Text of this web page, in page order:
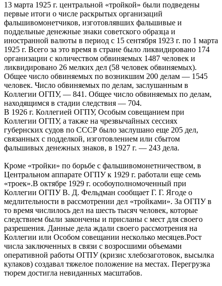
13 марта 1925 г. центральной «тройкой» были подведены
первые итоги о числе раскрытых организаций
фальшивомонетчиков, изготовлявших фальшивые и
поддельные денежные знаки советского образца и
иностранной валюты в период с 15 сентября 1923 г. по 1 марта
1925 г. Всего за это время в стране было ликвидировано 174
организации с количеством обвиняемых 1487 человек и
ликвидировано 26 мелких дел (58 человек обвиняемых).
Общее число обвиняемых по возникшим 200 делам — 1545
человек. Число обвиняемых по делам, заслушанным в
Коллегии ОГПУ, — 841. Общее число обвиняемых по делам,
находящимся в стадии следствия — 704.
В 1926 г. Коллегией ОГПУ, Особым совещанием при
Коллегии ОГПУ, а также на чрезвычайных сессиях
губернских судов по СССР было заслушано еще 205 дел,
связанных с подделкой, изготовлением или сбытом
фальшивых денежных знаков, в 1927 г. — 243 дела.
Кроме «тройки» по борьбе с фальшивомонетничеством, в
Центральном аппарате ОГПУ к 1929 г. работали еще семь
«троек».В октябре 1929 г. особоуполномоченный при
Коллегии ОГПУ В. Д. Фельдман сообщает Г. Г. Ягоде о
медлительности в рассмотрении дел «тройками». За ОГПУ в
то время числилось дел на шесть тысяч человек, которые
следствием были закончены и присланы с мест для своего
разрешения. Данные дела ждали своего рассмотрения на
Коллегии или Особом совещании несколько месяцев.Рост
числа заключенных в связи с возросшими объемами
оперативной работы ОГПУ (кризис хлебозаготовок, высылка
кулаков) создавал тяжелое положение на местах. Перегрузка
тюрем достигла невиданных масштабов.